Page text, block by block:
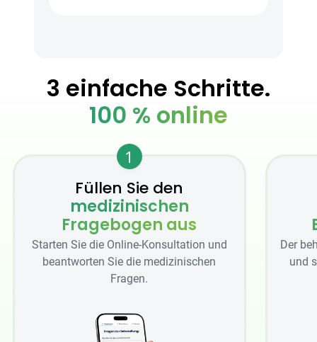
3 einfache Schritte.
100 % online
1
Füllen Sie den
medizinischen
Fragebogen aus
Starten Sie die Online-Konsultation und
beantworten Sie die medizinischen
Fragen.
Der
und